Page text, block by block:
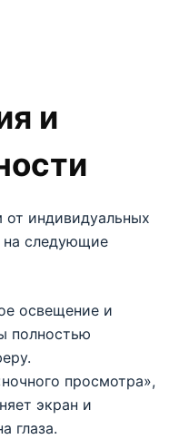
и
индивидуальных
на следующие
освещение и
полностью
просмотра»,
экран и
глаза.